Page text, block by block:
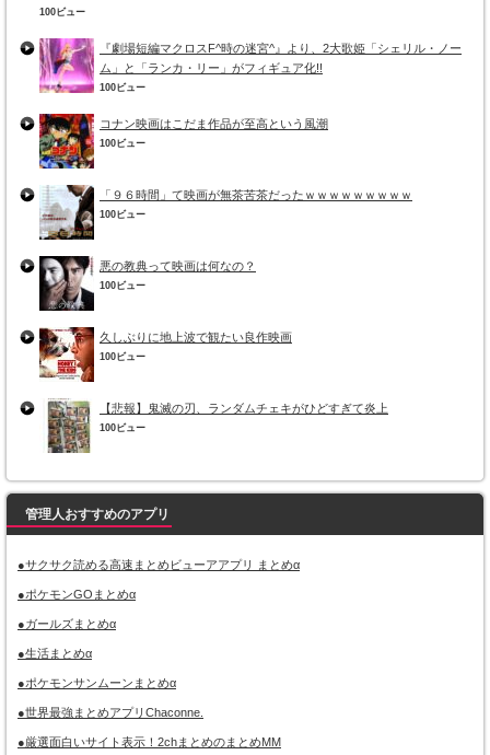
100ビュー
『劇場短編マクロスF^時の迷宮^』より、2大歌姫「シェリル・ノー
ム」と「ランカ・リー」がフィギュア化!!
100ビュー
コナン映画はこだま作品が至高という風潮
100ビュー
「９６時間」て映画が無茶苦茶だったｗｗｗｗｗｗｗｗｗ
100ビュー
悪の教典って映画は何なの？
100ビュー
久しぶりに地上波で観たい良作映画
100ビュー
【悲報】鬼滅の刃、ランダムチェキがひどすぎて炎上
100ビュー
管理人おすすめのアプリ
●サクサク読める高速まとめビューアアプリ まとめα
●ポケモンGOまとめα
●ガールズまとめα
●生活まとめα
●ポケモンサンムーンまとめα
●世界最強まとめアプリChaconne.
●厳選面白いサイト表示！2chまとめのまとめMM